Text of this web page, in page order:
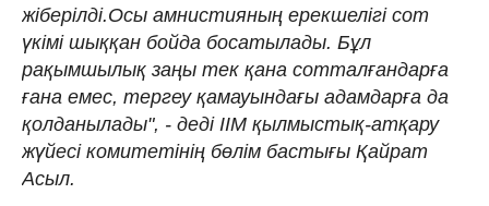
жіберілді.Осы амнистияның ерекшелігі сот
үкімі шыққан бойда босатылады. Бұл
рақымшылық заңы тек қана сотталғандарға
ғана емес, тергеу қамауындағы адамдарға да
қолданылады", - деді ІІМ қылмыстық-атқару
жүйесі комитетінің бөлім бастығы Қайрат
Асыл.